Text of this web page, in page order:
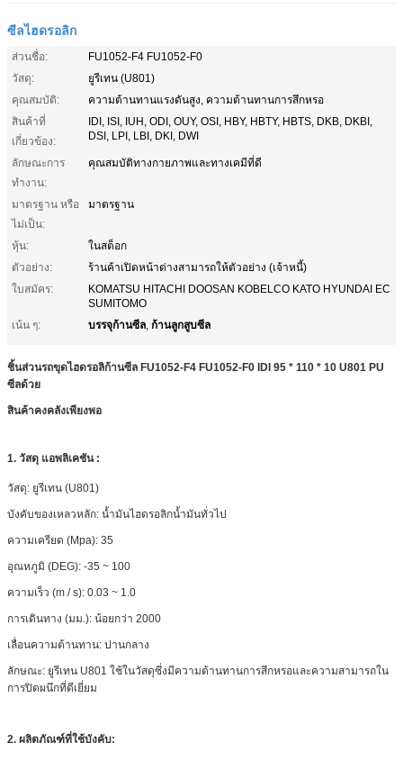
ซีลไฮดรอลิก
ส่วนชื่อ:
FU1052-F4 FU1052-F0
วัสดุ:
ยูรีเทน (U801)
คุณสมบัติ:
ความต้านทานแรงดันสูง, ความต้านทานการสึกหรอ
สินค้าที่
เกี่ยวข้อง:
IDI, ISI, IUH, ODI, OUY, OSI, HBY, HBTY, HBTS, DKB, DKBI,
DSI, LPI, LBI, DKI, DWI
ลักษณะการ
ทำงาน:
คุณสมบัติทางกายภาพและทางเคมีที่ดี
มาตรฐาน หรือ
ไม่เป็น:
มาตรฐาน
หุ้น:
ในสต็อก
ตัวอย่าง:
ร้านค้าเปิดหน้าต่างสามารถให้ตัวอย่าง (เจ้าหนี้)
ใบสมัคร:
KOMATSU HITACHI DOOSAN KOBELCO KATO HYUNDAI EC
SUMITOMO
เน้น ๆ:
บรรจุก้านซีล, ก้านลูกสูบซีล
ชิ้นส่วนรถขุดไฮดรอลิก้านซีล FU1052-F4 FU1052-F0 IDI 95 * 110 * 10 U801 PU
ซีลด้วย
สินค้าคงคลังเพียงพอ
1. วัสดุ แอพลิเคชัน :
วัสดุ: ยูรีเทน (U801)
บังคับของเหลวหลัก: น้ำมันไฮดรอลิกน้ำมันทั่วไป
ความเครียด (Mpa): 35
อุณหภูมิ (DEG): -35 ~ 100
ความเร็ว (m / s): 0.03 ~ 1.0
การเดินทาง (มม.): น้อยกว่า 2000
เลื่อนความต้านทาน: ปานกลาง
ลักษณะ: ยูรีเทน U801 ใช้ในวัสดุซึ่งมีความต้านทานการสึกหรอและความสามารถใน
การปิดผนึกที่ดีเยี่ยม
2. ผลิตภัณฑ์ที่ใช้บังคับ: